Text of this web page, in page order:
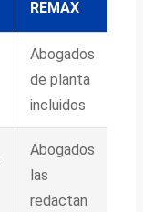
REMAX
Abogados
de planta
incluidos
Abogados
las
redactan